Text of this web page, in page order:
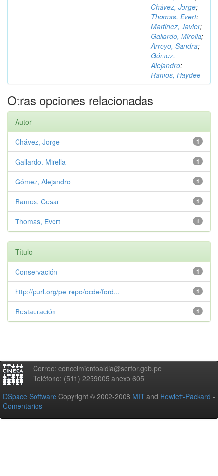
Chávez, Jorge;
Thomas, Evert;
Martinez, Javier;
Gallardo, Mirella;
Arroyo, Sandra;
Gómez,
Alejandro;
Ramos, Haydee
Otras opciones relacionadas
Autor
1
Chávez, Jorge
1
Gallardo, Mirella
1
Gómez, Alejandro
1
Ramos, Cesar
1
Thomas, Evert
Título
1
Conservación
1
http://purl.org/pe-repo/ocde/ford...
1
Restauración
Correo: conocimientoaldia@serfor.gob.pe
Teléfono: (511) 2259005 anexo 605
DSpace Software Copyright © 2002-2008 MIT and Hewlett-Packard -
Comentarios